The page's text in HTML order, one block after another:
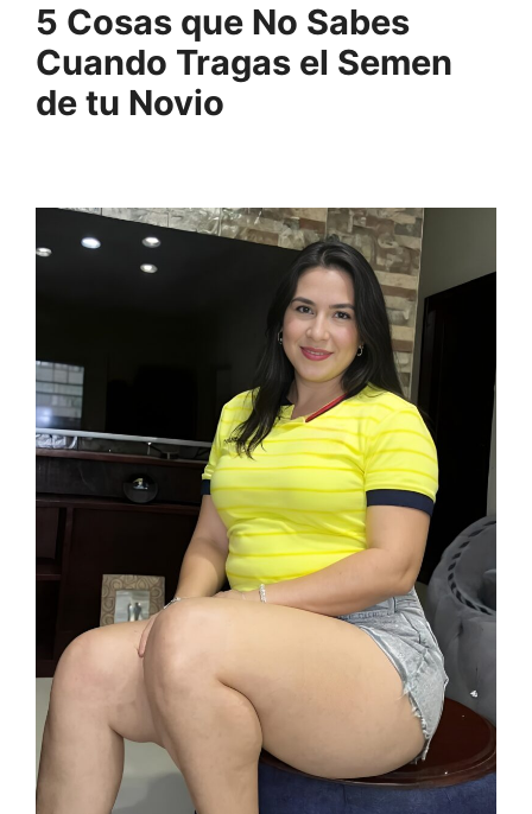
5 Cosas que No Sabes
Cuando Tragas el Semen
de tu Novio